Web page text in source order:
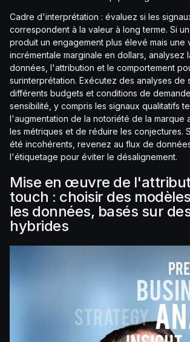
Cadre d'interprétation : évaluez si les
correspondent à la valeur à long terme. Si
produit un engagement plus élevé mais une
incrémentale marginale en dollars, analysez
données, l'attribution et le comportement
surinterprétation. Exécutez des analyses de
différents budgets et conditions de
sensibilité, y compris les signaux qualitatifs
l'augmentation de la notoriété de la marque
les métriques et de réduire les conjectures.
été incohérents, revenez au flux de
l'étiquetage pour éviter le désalignement.
Mise en œuvre de
touch : choisir des
les données, basés sur
hybrides